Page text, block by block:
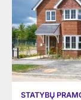
STATYBŲ